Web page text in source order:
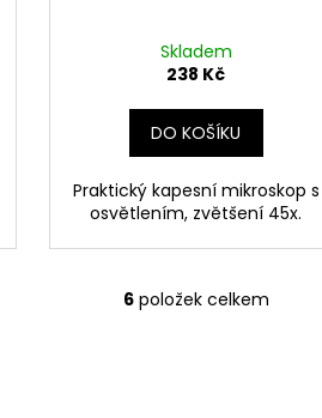
Skladem
238 Kč
DO KOŠÍKU
Praktický kapesní mikroskop s
osvětlením, zvětšení 45x.
O
6 položek celkem